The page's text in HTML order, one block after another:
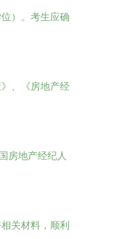
）。考生应确
、《房地产经
房地产经纪人
关材料，顺利